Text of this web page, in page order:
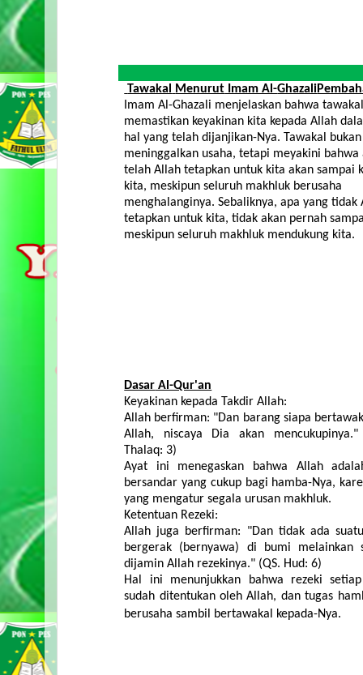
Tawakal Menurut Imam Al-Ghazali
Imam Al-Ghazali menjelaskan bahwa
memastikan keyakinan kita kepada Allah
hal yangtelah dijanjikan-Nya.Tawakal
bukan
meninggalkan usaha,tetapi meyakini bahwa
telah Allahtetapkan untuk kita akan sampai
kita, meskipun seluruh makhluk berusaha
menghalanginya.Sebaliknya,apa yangtidak
tetapkan untuk kita,tidak akan pernah
meskipun seluruh makhluk mendukung kita.
Dasar Al-Qur'an
Keyakinan kepada Takdir Allah:
Allah berfirman: "Dan barang siapa
Allah, niscaya Dia akan mencukupinya."
Thalaq: 3)
Ayat
ini menegaskan bahwa Allah
bersandar yang cukup bagi hamba-Nya,
yang mengatur segala urusan makhluk.
Ketentuan Rezeki:
Allah juga berfirman: "Dan tidak ada suatu
bergerak (bernyawa) di bumi melainkan
dijamin Allah rezekinya." (QS. Hud: 6)
Hal ini menunjukkan bahwa rezeki
setiap
sudah ditentukan oleh Allah, dan tugas
berusaha sambil bertawakal kepada-Nya.